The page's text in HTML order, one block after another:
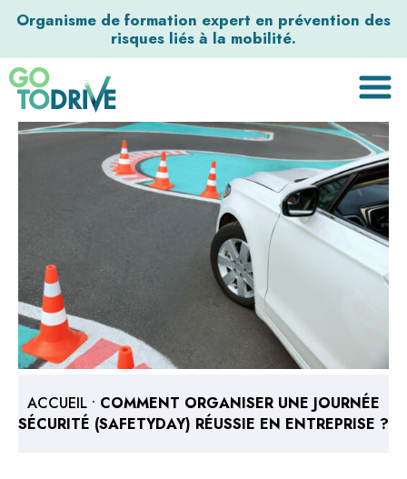
Organisme de formation expert en prévention des
risques liés à la mobilité.
ACCUEIL • COMMENT ORGANISER UNE JOURNÉE
SÉCURITÉ (SAFETYDAY) RÉUSSIE EN ENTREPRISE ?